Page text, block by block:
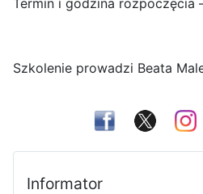
Informator
Termin i godzina rozpoczęcia
Szkolenie prowadzi Beata